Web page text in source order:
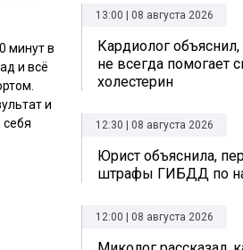
минут в
и всё
и
13:00 | 08 августа 2026
Кардиолог
не всегда помогает
холестерин
12:30 | 08 августа 2026
Юрист объяснила,
штрафы ГИБДД по
12:00 | 08 августа 2026